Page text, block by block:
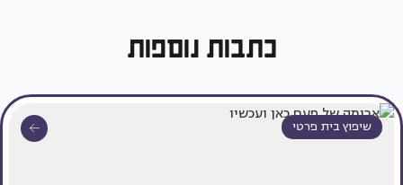
כתבות נוספות
שיפוץ בית פרטי